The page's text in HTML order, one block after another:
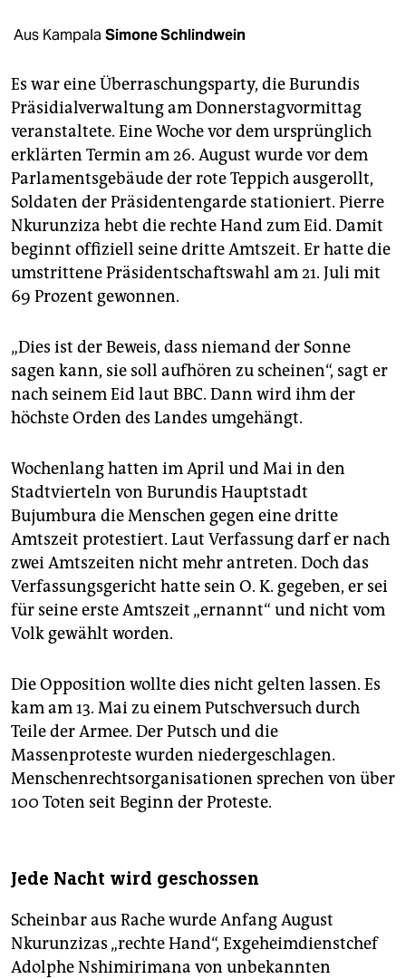
fragen & hilfe
unterstützen
genossenschaft
epaper login
Aus Kampala Simone Schlindwein
Es war eine Überraschungsparty, die Burundis
Präsidialverwaltung am Donnerstagvormittag
veranstaltete. Eine Woche vor dem ursprünglich
erklärten Termin am 26. August wurde vor dem
Parlamentsgebäude der rote Teppich ausgerollt,
Soldaten der Präsidentengarde stationiert. Pierre
Nkurunziza hebt die rechte Hand zum Eid. Damit
beginnt offiziell seine dritte Amtszeit. Er hatte die
umstrittene Präsidentschaftswahl am 21. Juli mit
69 Prozent gewonnen.
„Dies ist der Beweis, dass niemand der Sonne
sagen kann, sie soll aufhören zu scheinen“, sagt er
nach seinem Eid laut BBC. Dann wird ihm der
höchste Orden des Landes umgehängt.
Wochenlang hatten im April und Mai in den
Stadtvierteln von Burundis Hauptstadt
Bujumbura die Menschen gegen eine dritte
Amtszeit protestiert. Laut Verfassung darf er nach
zwei Amtszeiten nicht mehr antreten. Doch das
Verfassungsgericht hatte sein O. K. gegeben, er sei
für seine erste Amtszeit „ernannt“ und nicht vom
Volk gewählt worden.
Die Opposition wollte dies nicht gelten lassen. Es
kam am 13. Mai zu einem Putschversuch durch
Teile der Armee. Der Putsch und die
Massenproteste wurden niedergeschlagen.
Menschenrechtsorganisationen sprechen von über
100 Toten seit Beginn der Proteste.
Jede Nacht wird geschossen
Scheinbar aus Rache wurde Anfang August
Nkurunzizas „rechte Hand“, Exgeheimdienstchef
Adolphe Nshimirimana von unbekannten